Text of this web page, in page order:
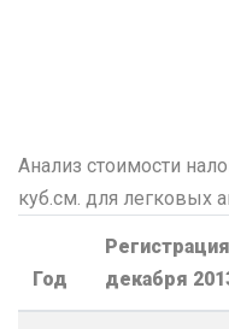
Анализ стоимости
куб.см. для легковых
Год
декабря